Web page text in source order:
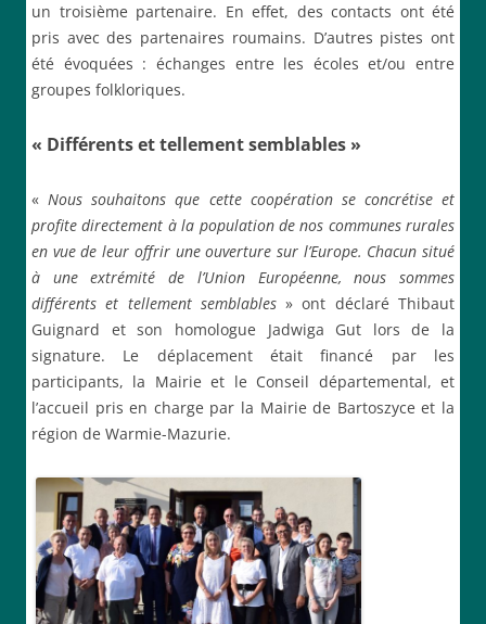
un troisième partenaire. En effet, des contacts ont été
pris avec des partenaires roumains. D’autres pistes ont
été évoquées : échanges entre les écoles et/ou entre
groupes folkloriques.
« Différents et tellement semblables »
« Nous souhaitons que cette coopération se concrétise et
profite directement à la population de nos communes rurales
en vue de leur offrir une ouverture sur l’Europe. Chacun situé
à une extrémité de l’Union Européenne, nous sommes
différents et tellement semblables» ont déclaré Thibaut
Guignard et son homologue Jadwiga Gut lors de la
signature. Le déplacement était financé par les
participants, la Mairie et le Conseil départemental, et
l’accueil pris en charge par la Mairie de Bartoszyce et la
région de Warmie-Mazurie.